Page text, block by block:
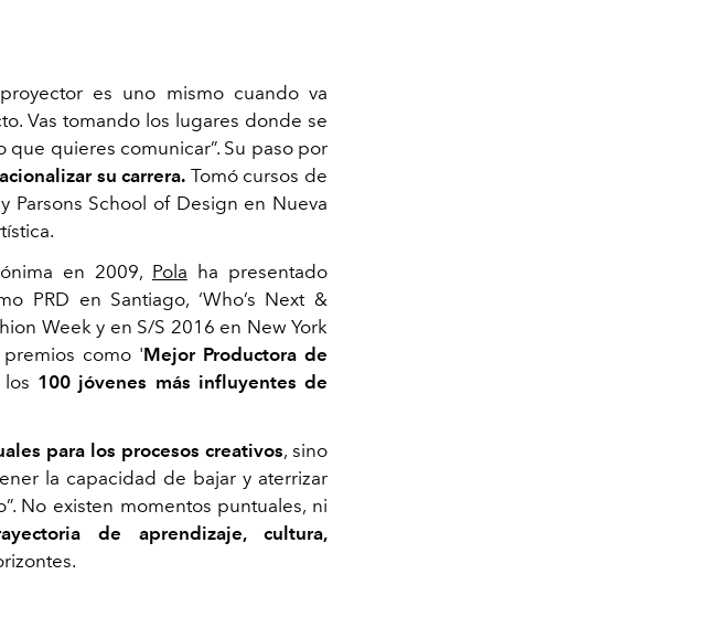
es uno mismo cuando va
Vas tomando los lugares donde se
que quieres comunicar”. Su paso por
su carrera. Tomó cursos de
Parsons School of Design en Nueva
en 2009, Pola ha presentado
PRD en Santiago, ‘Who’s Next &
Week y en S/S 2016 en New York
premios como 'Mejor Productora de
100 jóvenes más influyentes de
para los procesos creativos, sino
la capacidad de bajar y aterrizar
No existen momentos puntuales, ni
de aprendizaje, cultura,